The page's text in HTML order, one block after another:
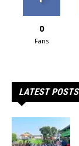
0
Fans
LATEST POSTS